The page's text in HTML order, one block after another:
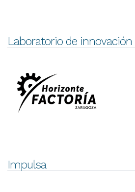
Laboratorio de innovación
Impulsa